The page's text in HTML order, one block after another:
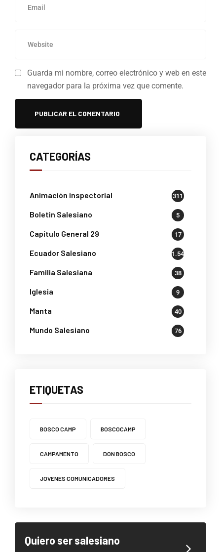
Guarda mi nombre, correo electrónico y web en este
navegador para la próxima vez que comente.
CATEGORÍAS
Animación inspectorial 311
Boletin Salesiano 5
Capítulo General 29 17
Ecuador Salesiano 1.541
Familia Salesiana 38
Iglesia 9
Manta 40
Mundo Salesiano 76
ETIQUETAS
BOSCO CAMP BOSCOCAMP
CAMPAMENTO DON BOSCO
JOVENES COMUNICADORES
Quiero ser salesiano